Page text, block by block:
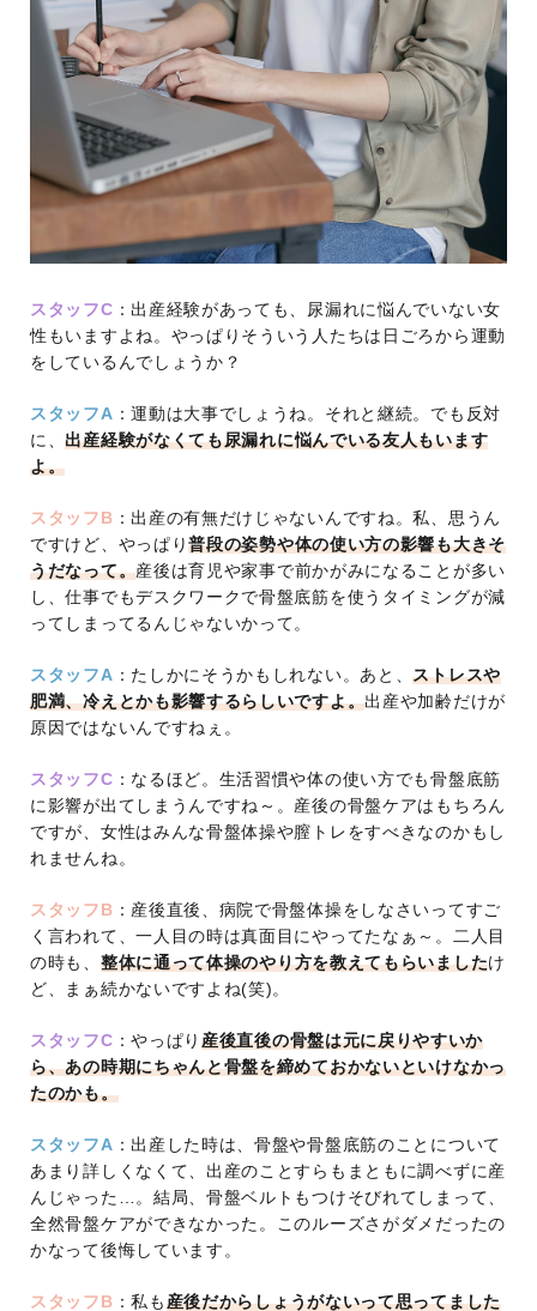
スタッフC ：出産経験があっても、尿漏れに悩んでいない女
性もいますよね。やっぱりそういう人たちは日ごろから運動
をしているんでしょうか？
スタッフA ：運動は大事でしょうね。それと継続。でも反対
に、出産経験がなくても尿漏れに悩んでいる友人もいます
よ。
スタッフB ：出産の有無だけじゃないんですね。私、思うん
ですけど、やっぱり普段の姿勢や体の使い方の影響も大きそ
うだなって。産後は育児や家事で前かがみになることが多い
し、仕事でもデスクワークで骨盤底筋を使うタイミングが減
ってしまってるんじゃないかって。
スタッフA ：たしかにそうかもしれない。あと、ストレスや
肥満、冷えとかも影響するらしいですよ。出産や加齢だけが
原因ではないんですねぇ。
スタッフC ：なるほど。生活習慣や体の使い方でも骨盤底筋
に影響が出てしまうんですね～。産後の骨盤ケアはもちろん
ですが、女性はみんな骨盤体操や膣トレをすべきなのかもし
れませんね。
スタッフB ：産後直後、病院で骨盤体操をしなさいってすご
く言われて、一人目の時は真面目にやってたなぁ～。二人目
の時も、 整体に通って体操のやり方を教えてもらいましたけ
ど、まぁ続かないですよね(笑)。
スタッフC ：やっぱり 産後直後の骨盤は元に戻りやすいか
ら、あの時期にちゃんと骨盤を締めておかないといけなかっ
たのかも。
スタッフA ：出産した時は、骨盤や骨盤底筋のことについて
あまり詳しくなくて、出産のことすらもまともに調べずに産
んじゃった…。結局、骨盤ベルトもつけそびれてしまって、
全然骨盤ケアができなかった。このルーズさがダメだったの
かなって後悔しています。
スタッフB ：私も産後だからしょうがないって思ってました